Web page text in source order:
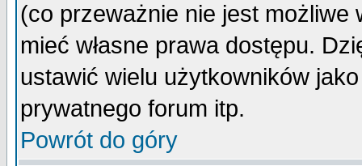
(co przeważnie nie jest
mieć własne prawa dostępu.
ustawić wielu użytkowników
prywatnego forum itp.
Powrót do góry